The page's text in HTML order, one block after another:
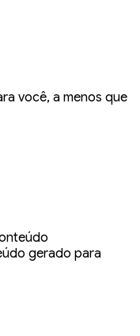
você, a menos que
gerado para